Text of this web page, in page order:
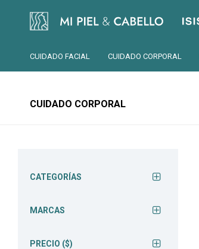
CUIDADO FACIAL CUIDADO CORPORAL
CUIDADO CORPORAL
CATEGORÍAS
MARCAS
PRECIO ($)